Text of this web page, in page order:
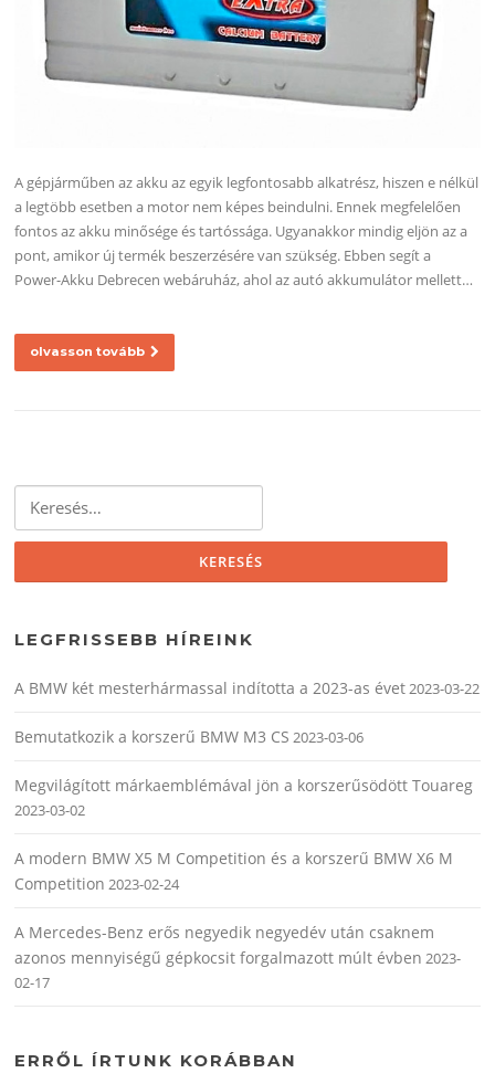
A gépjárműben az akku az egyik legfontosabb alkatrész, hiszen e nélkül
a legtöbb esetben a motor nem képes beindulni. Ennek megfelelően
fontos az akku minősége és tartóssága. Ugyanakkor mindig eljön az a
pont, amikor új termék beszerzésére van szükség. Ebben segít a
Power-Akku Debrecen webáruház, ahol az autó akkumulátor mellett…
olvasson tovább
Keresés:
LEGFRISSEBB HÍREINK
A BMW két mesterhármassal indította a 2023-as évet2023-03-22
Bemutatkozik a korszerű BMW M3 CS 2023-03-06
Megvilágított márkaemblémával jön a korszerűsödött Touareg
2023-03-02
A modern BMW X5 M Competition és a korszerű BMW X6 M
Competition 2023-02-24
A Mercedes-Benz erős negyedik negyedév után csaknem
azonos mennyiségű gépkocsit forgalmazott múlt évben 2023-
02-17
ERRŐL ÍRTUNK KORÁBBAN